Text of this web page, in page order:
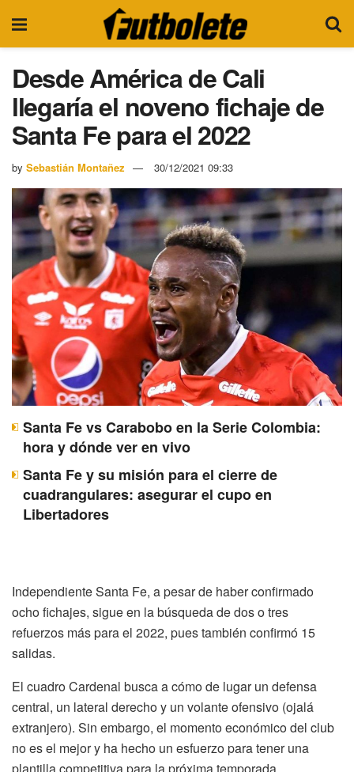
Desde América de Cali
llegaría el noveno fichaje de
Santa Fe para el 2022
by Sebastián Montañez 30/12/2021 09:33
Santa Fe vs Carabobo en la Serie Colombia:
hora y dónde ver en vivo
Santa Fe y su misión para el cierre de
cuadrangulares: asegurar el cupo en
Libertadores
Independiente Santa Fe, a pesar de haber confirmado
ocho fichajes, sigue en la búsqueda de dos o tres
refuerzos más para el 2022, pues también confirmó 15
salidas.
El cuadro Cardenal busca a cómo de lugar un defensa
central, un lateral derecho y un volante ofensivo (ojalá
extranjero). Sin embargo, el momento económico del club
no es el mejor y ha hecho un esfuerzo para tener una